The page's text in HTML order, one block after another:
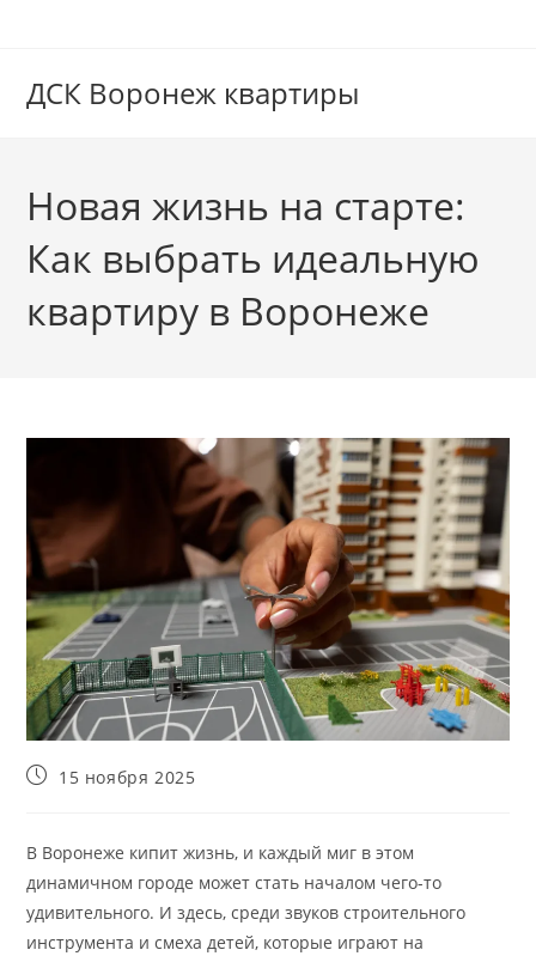
ДСК Воронеж квартиры
Новая жизнь на старте:
Как выбрать идеальную
квартиру в Воронеже
Запись15 ноября 2025
В Воронеже кипит жизнь, и каждый миг в этом
динамичном городе может стать началом чего-то
удивительного. И здесь, среди звуков строительного
инструмента и смеха детей, которые играют на